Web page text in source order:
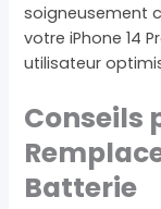
soigneusement
votre iPhone 14
utilisateur
Conseils
Batterie